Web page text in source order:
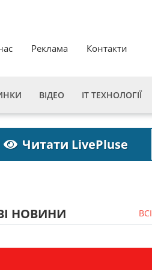
Реклама Контакти
ВІДЕО ІТ ТЕХНОЛОГІЇ
Читати LivePluse
НОВИНИ ВСІ